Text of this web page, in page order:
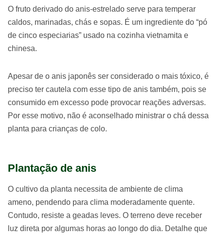
O fruto derivado do anis-estrelado serve para temperar
caldos, marinadas, chás e sopas. É um ingrediente do “pó
de cinco especiarias” usado na cozinha vietnamita e
chinesa.
Apesar de o anis japonês ser considerado o mais tóxico, é
preciso ter cautela com esse tipo de anis também, pois se
consumido em excesso pode provocar reações adversas.
Por esse motivo, não é aconselhado ministrar o chá dessa
planta para crianças de colo.
Plantação de anis
O cultivo da planta necessita de ambiente de clima
ameno, pendendo para clima moderadamente quente.
Contudo, resiste a geadas leves. O terreno deve receber
luz direta por algumas horas ao longo do dia. Detalhe que